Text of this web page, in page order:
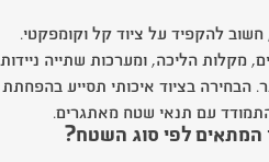
חשוב להקפיד על ציוד קל וקומפקטי.
מקלות הליכה, ומערכות שתייה ניידות
הבחירה בציוד איכותי תסייע בהפחתת
עם תנאי שטח מאתגרים.
המתאים לפי סוג השטח?